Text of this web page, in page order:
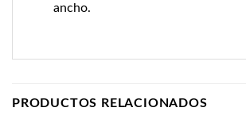
ancho.
PRODUCTOS RELACIONADOS